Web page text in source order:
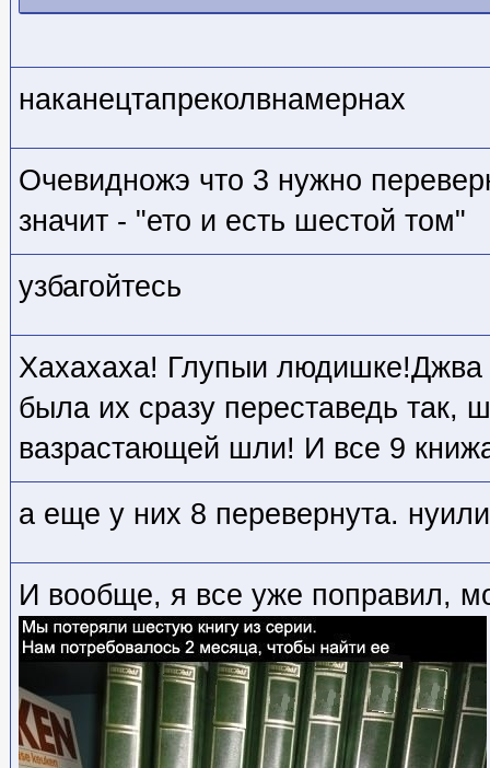
наканецтапреколвнамернах
Очевидножэ что 3 нужно
значит - "ето и есть шестой том"
узбагойтесь
Хахахаха! Глупыи
была их сразу переставедь так,
вазрастающей шли! И все 9
а еще у них 8 перевернута.
И вообще, я все уже поправил,